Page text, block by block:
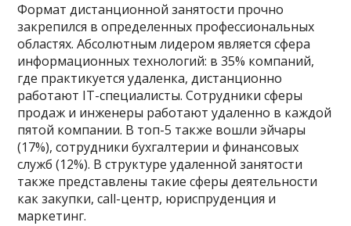
Формат дистанционной занятости прочно
закрепился в определенных профессиональных
областях. Абсолютным лидером является сфера
информационных технологий: в 35% компаний,
где практикуется удаленка, дистанционно
работают IT-специалисты. Сотрудники сферы
продаж и инженеры работают удаленно в каждой
пятой компании. В топ-5 также вошли эйчары
(17%), сотрудники бухгалтерии и финансовых
служб (12%). В структуре удаленной занятости
также представлены такие сферы деятельности
как закупки, call-центр, юриспруденция и
маркетинг.